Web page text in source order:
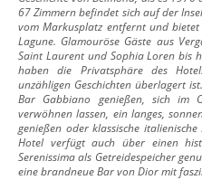
67 Zimmern befindet sich auf der
vom Markusplatz entfernt und
Lagune. Glamouröse Gäste aus
Saint Laurent und Sophia Loren bis
haben die Privatsphäre des
unzähligen Geschichten überlagert
Bar Gabbiano genießen, sich im
verwöhnen lassen, ein langes,
genießen oder klassische
Hotel verfügt auch über einen
Serenissima als Getreidespeicher
eine brandneue Bar von Dior mit